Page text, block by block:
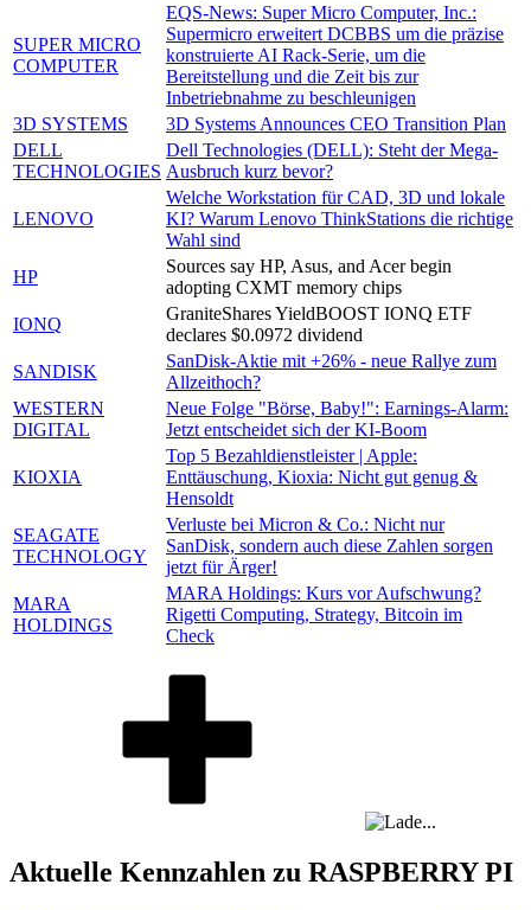
SUPER MICRO
COMPUTER
EQS-News: Super Micro Computer, Inc.:
Supermicro erweitert DCBBS um die präzise
konstruierte AI Rack-Serie, um die
Bereitstellung und die Zeit bis zur
Inbetriebnahme zu beschleunigen
3D SYSTEMS
3D Systems Announces CEO Transition Plan
DELL
TECHNOLOGIES
Dell Technologies (DELL): Steht der Mega-
Ausbruch kurz bevor?
LENOVO
Welche Workstation für CAD, 3D und lokale
KI? Warum Lenovo ThinkStations die richtige
Wahl sind
HP
Sources say HP, Asus, and Acer begin
adopting CXMT memory chips
IONQ
GraniteShares YieldBOOST IONQ ETF
declares $0.0972 dividend
SANDISK
SanDisk-Aktie mit +26% - neue Rallye zum
Allzeithoch?
WESTERN
DIGITAL
Neue Folge "Börse, Baby!": Earnings-Alarm:
Jetzt entscheidet sich der KI-Boom
KIOXIA
Top 5 Bezahldienstleister | Apple:
Enttäuschung, Kioxia: Nicht gut genug &
Hensoldt
SEAGATE
TECHNOLOGY
Verluste bei Micron & Co.: Nicht nur
SanDisk, sondern auch diese Zahlen sorgen
jetzt für Ärger!
MARA
HOLDINGS
MARA Holdings: Kurs vor Aufschwung?
Rigetti Computing, Strategy, Bitcoin im
Check
Aktuelle Kennzahlen zu RASPBERRY PI